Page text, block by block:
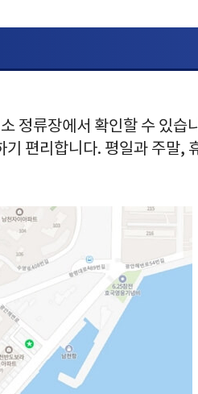
정류장에서 확인할 수 있습
편리합니다. 평일과 주말,